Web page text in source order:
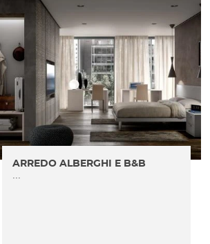
ARREDO ALBERGHI E B&B
...